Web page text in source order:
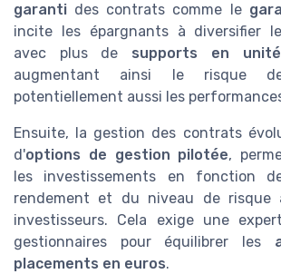
garanti des contrats comme le
incite les épargnants à diversifier
avec plus de supports en
augmentant ainsi le risque
potentiellement aussi les
Ensuite, la gestion des contrats
d'options de gestion pilotée,
les investissements en fonction
rendement et du niveau de risque
investisseurs. Cela exige une
gestionnaires pour équilibrer les
placements en euros.